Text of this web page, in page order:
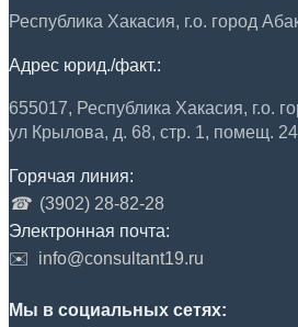
Республика Хакасия, г.о. город
Адрес юрид./факт.:
655017, Республика Хакасия, г.о.
ул Крылова, д. 68, стр. 1, помещ.
Горячая линия:
☎ (3902) 28-82-28
Электронная почта:
✉️
info@consultant19.ru
Мы в социальных сетях: